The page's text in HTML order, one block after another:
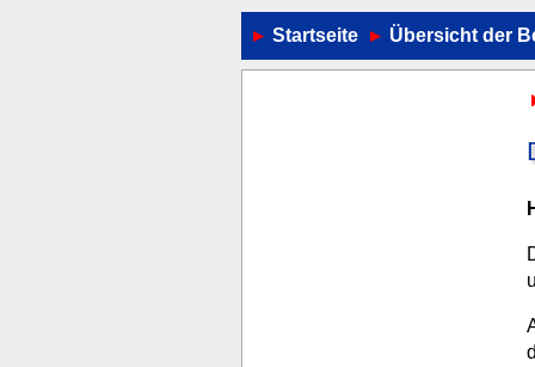
Startseite Übersicht der